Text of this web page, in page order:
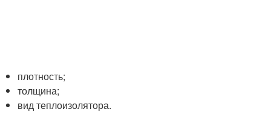
плотность;
толщина;
вид теплоизолятора.